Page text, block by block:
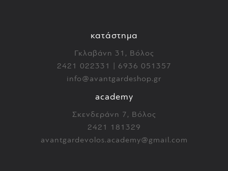
κατάστημα
Γκλαβάνη 31, Βόλος
2421 022331 | 6936 051357
info@avantgardeshop.gr
academy
Σκενδεράνη 7, Βόλος
2421 181329
avantgardevolos.academy@gmail.com